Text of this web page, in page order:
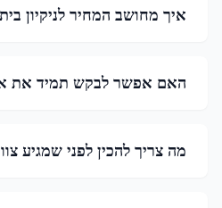
איך מחושב המחיר לניקיון
האם אפשר לבקש תמיד את
מה צריך להכין לפני שמגיע